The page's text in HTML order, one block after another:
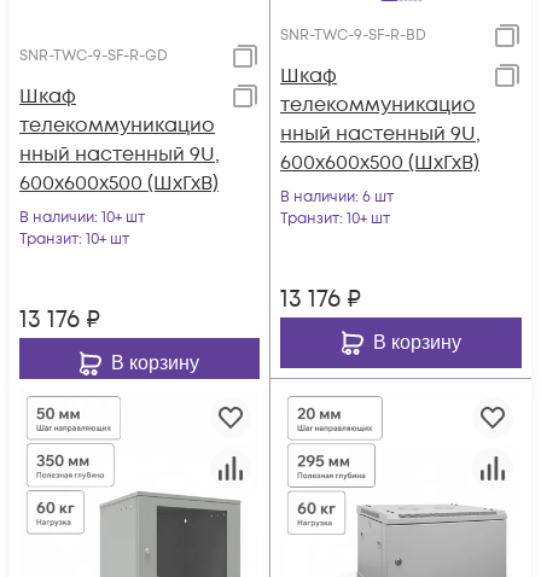
SNR-TWC-9-SF-R-GD
Шкаф
телекоммуникацио
нный настенный 9U,
600х600х500 (ШхГхВ)
В наличии: 10+ шт
Транзит: 10+ шт
13 176 ₽
В корзину
SNR-TWC-9-SF-R-BD
Шкаф
телекоммуникацио
нный настенный 9U,
600х600х500 (ШхГхВ)
В наличии: 6 шт
Транзит: 10+ шт
13 176 ₽
В корзину